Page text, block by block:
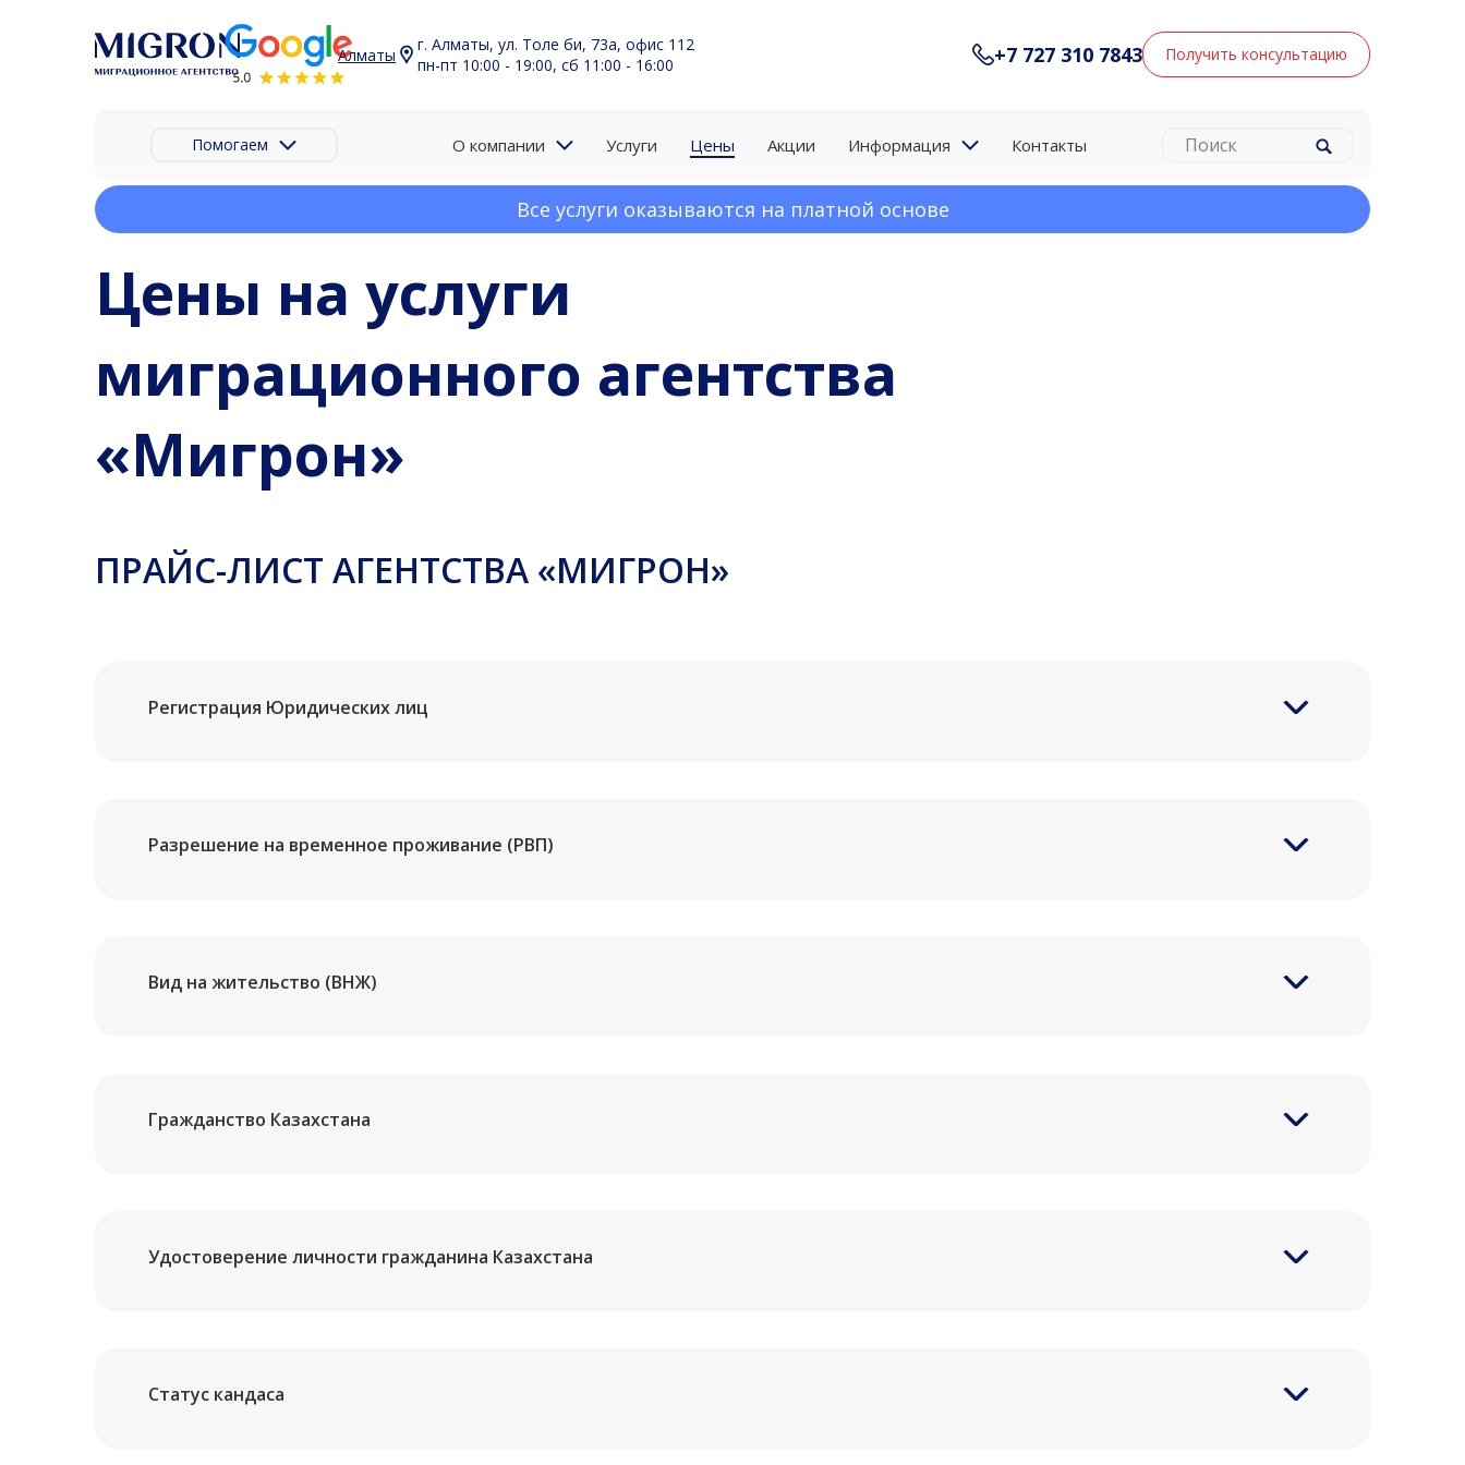
Алматы
г. Алматы, ул. Толе би, 73а, офис 112
пн-пт 10:00 - 19:00, сб 11:00 - 16:00
+7 727 310 7843 Получить консультацию
Помогаем О компании Услуги Цены Акции Информация Контакты
Все услуги оказываются на платной основе
Главная
Цены на услуги
миграционного агентства
«Мигрон»
ПРАЙС-ЛИСТ АГЕНТСТВА «МИГРОН»
Регистрация Юридических лиц
Разрешение на временное проживание (РВП)
Вид на жительство (ВНЖ)
Гражданство Казахстана
Удостоверение личности гражданина Казахстана
Статус кандаса